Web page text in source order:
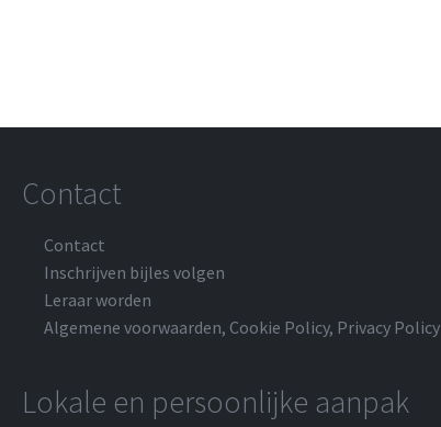
Contact
Contact
Inschrijven bijles volgen
Leraar worden
Algemene voorwaarden, Cookie Policy, Privacy Policy
Lokale en persoonlijke aanpak